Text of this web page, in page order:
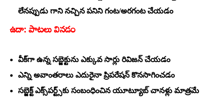
లేనప్పుడు గాని నచ్చిన పనిని గంట/అరగంట చేయడం
ఉదా: పాటలు వినడం
వీక్‌గా ఉన్న సబ్జెక్టును ఎక్కువ సార్లు రివిజన్‌ చేయడం
ఎన్ని అవాంతరాలు ఎదురైనా ప్రిపరేషన్‌ కొనసాగించడం
సబ్జెక్ట్‌ ఎక్స్‌పర్ట్స్‌కు సంబంధించిన యూట్యూబ్‌ చానళ్లు మాత్రమే